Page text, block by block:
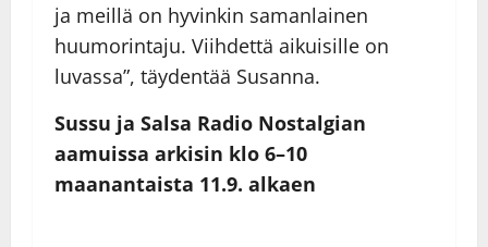
ja meillä on hyvinkin samanlainen
huumorintaju. Viihdettä aikuisille on
luvassa”, täydentää Susanna.
Sussu ja Salsa Radio Nostalgian
aamuissa arkisin klo 6–10
maanantaista 11.9. alkaen